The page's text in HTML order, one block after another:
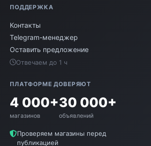
ПОДДЕРЖКА
Контакты
Telegram-менеджер
Оставить предложение
Отвечаем до 1 ч
ПЛАТФОРМЕ ДОВЕРЯЮТ
4 000+
магазинов
30 000+
объявлений
Проверяем магазины перед
публикацией